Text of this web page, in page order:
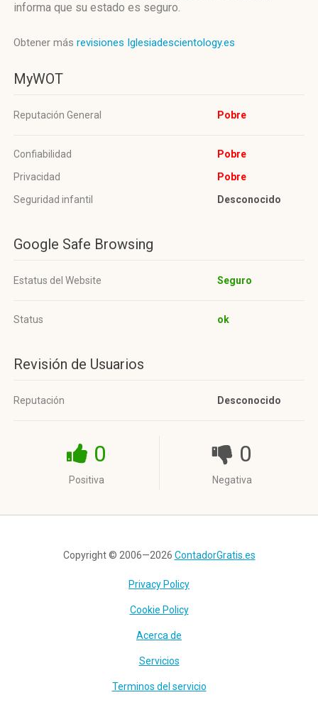
informa que su estado es seguro.
Obtener más revisiones Iglesiadescientology.es
MyWOT
Reputación General Pobre
Confiabilidad
Pobre
Privacidad
Pobre
Seguridad infantil
Desconocido
Google Safe Browsing
Estatus del Website Seguro
Status ok
Revisión de Usuarios
Reputación Desconocido
0
Positiva
0
Negativa
Copyright © 2006—2026 ContadorGratis.es
Privacy Policy
Cookie Policy
Acerca de
Servicios
Terminos del servicio